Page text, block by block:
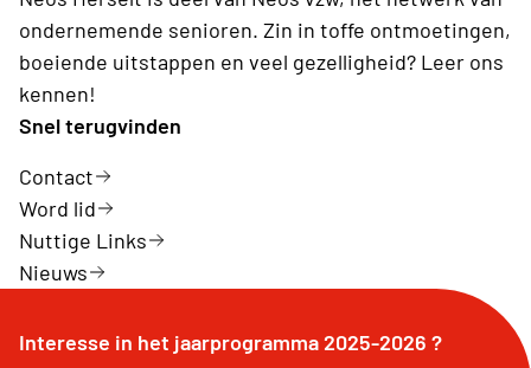
ondernemende senioren. Zin in toffe ontmoetingen,
boeiende uitstappen en veel gezelligheid? Leer ons
kennen!
Snel terugvinden
Contact
Word lid
Nuttige Links
Nieuws
Interesse in het jaarprogramma 2025-2026 ?